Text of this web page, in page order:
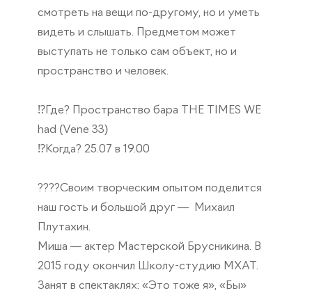
смотреть на вещи по-другому, но и уметь
видеть и слышать. Предметом может
выступать не только сам объект, но и
пространство и человек.
⁉️Где? Пространство бара THE TIMES WE
had (Vene 33)
⁉️Когда? 25.07 в 19.00
????Своим творческим опытом поделится
наш гость и большой друг — Михаил
Плутахин.
Миша — актер Мастерской Брусникина. В
2015 году окончил Школу-студию МХАТ.
Занят в спектаклях: «Это тоже я», «Бы»